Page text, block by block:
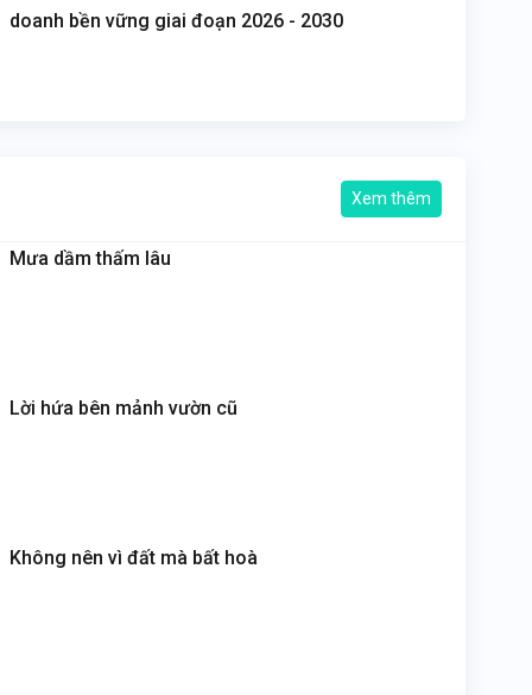
doanh bền vững giai đoạn 2026 - 2030
Xem thêm
Mưa dầm thấm lâu
Lời hứa bên mảnh vườn cũ
Không nên vì đất mà bất hoà